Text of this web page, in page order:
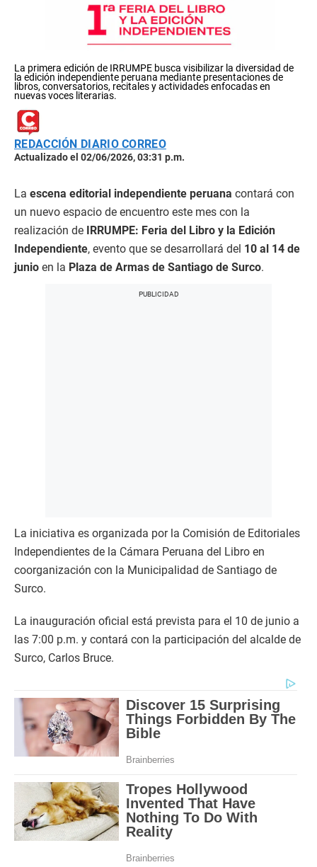
La primera edición de IRRUMPE busca visibilizar la diversidad de
la edición independiente peruana mediante presentaciones de
libros, conversatorios, recitales y actividades enfocadas en
nuevas voces literarias.
REDACCIÓN DIARIO CORREO
Actualizado el 02/06/2026, 03:31 p.m.
La escena editorial independiente peruana contará con
un nuevo espacio de encuentro este mes con la
realización de IRRUMPE: Feria del Libro y la Edición
Independiente, evento que se desarrollará del 10 al 14 de
junio en la Plaza de Armas de Santiago de Surco.
La iniciativa es organizada por la Comisión de Editoriales
Independientes de la Cámara Peruana del Libro en
coorganización con la Municipalidad de Santiago de
Surco.
La inauguración oficial está prevista para el 10 de junio a
las 7:00 p.m. y contará con la participación del alcalde de
Surco, Carlos Bruce.